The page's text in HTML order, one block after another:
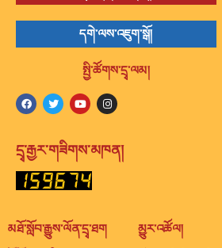
དགེ་ལས་འཇུག་སྒོ།
སྤྱི་ཚོགས་དྲྭ་ལམ།
དྲྭ་རྒྱར་གཟིགས་མཁན།
མཐོ་སློབ་རྒྱུས་ལོན་དྲྭ་ཐག མྱུར་འཚོལ།